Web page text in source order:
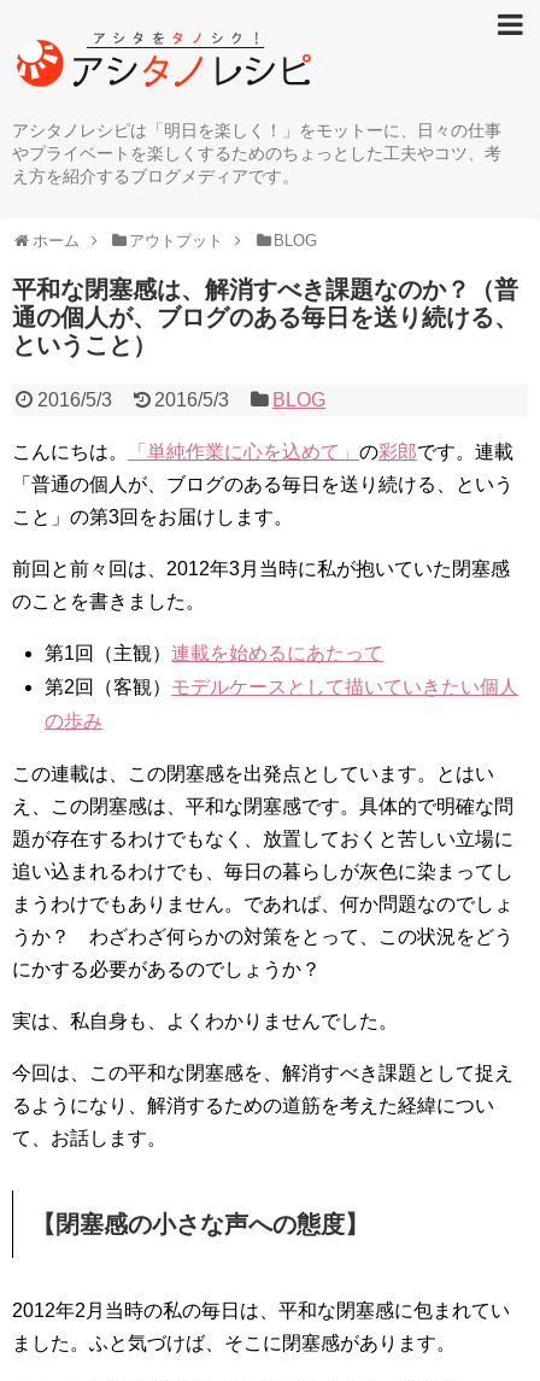
アシタノレシピは「明日を楽しく！」をモットーに、日々の仕事
やプライベートを楽しくするためのちょっとした工夫やコツ、考
え方を紹介するブログメディアです。
ホーム アウトプット BLOG
平和な閉塞感は、解消すべき課題なのか？（普
通の個人が、ブログのある毎日を送り続ける、
ということ）
2016/5/3 2016/5/3 BLOG
こんにちは。 「単純作業に心を込めて」 の彩郎です。連載
「普通の個人が、ブログのある毎日を送り続ける、という
こと」の第3回をお届けします。
前回と前々回は、2012年3月当時に私が抱いていた閉塞感
のことを書きました。
第1回（主観）連載を始めるにあたって
第2回（客観） モデルケースとして描いていきたい個人
の歩み
この連載は、この閉塞感を出発点としています。とはい
え、この閉塞感は、平和な閉塞感です。具体的で明確な問
題が存在するわけでもなく、放置しておくと苦しい立場に
追い込まれるわけでも、毎日の暮らしが灰色に染まってし
まうわけでもありません。であれば、何か問題なのでしょ
うか？ わざわざ何らかの対策をとって、この状況をどう
にかする必要があるのでしょうか？
実は、私自身も、よくわかりませんでした。
今回は、この平和な閉塞感を、解消すべき課題として捉え
るようになり、解消するための道筋を考えた経緯につい
て、お話します。
【閉塞感の小さな声への態度】
2012年2月当時の私の毎日は、平和な閉塞感に包まれてい
ました。ふと気づけば、そこに閉塞感があります。